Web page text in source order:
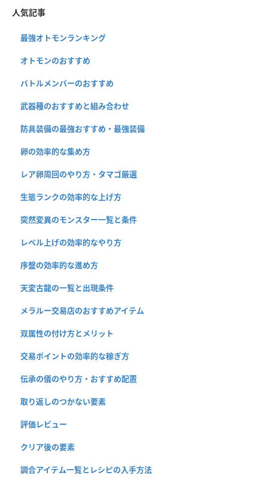
人気記事
最強オトモンランキング
オトモンのおすすめ
バトルメンバーのおすすめ
武器種のおすすめと組み合わせ
防具装備の最強おすすめ・最強装備
卵の効率的な集め方
レア卵周回のやり方・タマゴ厳選
生態ランクの効率的な上げ方
突然変異のモンスター一覧と条件
レベル上げの効率的なやり方
序盤の効率的な進め方
天変古龍の一覧と出現条件
メラルー交易店のおすすめアイテム
双属性の付け方とメリット
交易ポイントの効率的な稼ぎ方
伝承の儀のやり方・おすすめ配置
取り返しのつかない要素
評価レビュー
クリア後の要素
調合アイテム一覧とレシピの入手方法